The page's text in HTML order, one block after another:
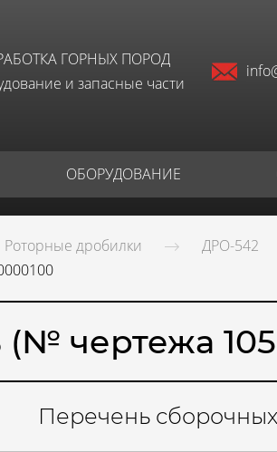
ГОРНЫХ ПОРОД
и запасные части
ОБОРУДОВАНИЕ
Роторные дробилки ДРО-542
чертежа
Перечень